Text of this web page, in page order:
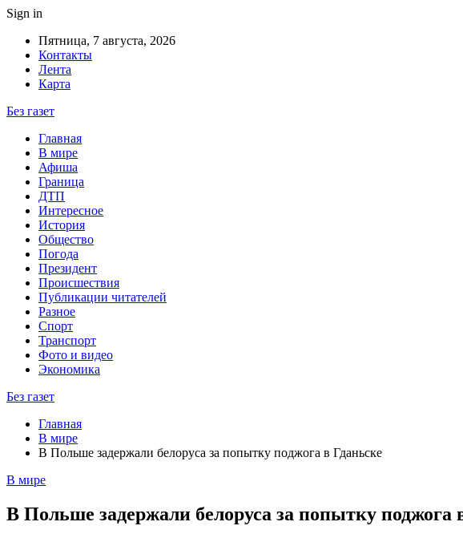
Sign in
Пятница, 7 августа, 2026
Контакты
Лента
Карта
Без газет
Главная
В мире
Афиша
Граница
ДТП
Интересное
История
Общество
Погода
Президент
Происшествия
Публикации читателей
Разное
Спорт
Транспорт
Фото и видео
Экономика
Без газет
Главная
В мире
В Польше задержали белоруса за попытку поджога в Гданьске
В мире
В Польше задержали белоруса за попытку поджога